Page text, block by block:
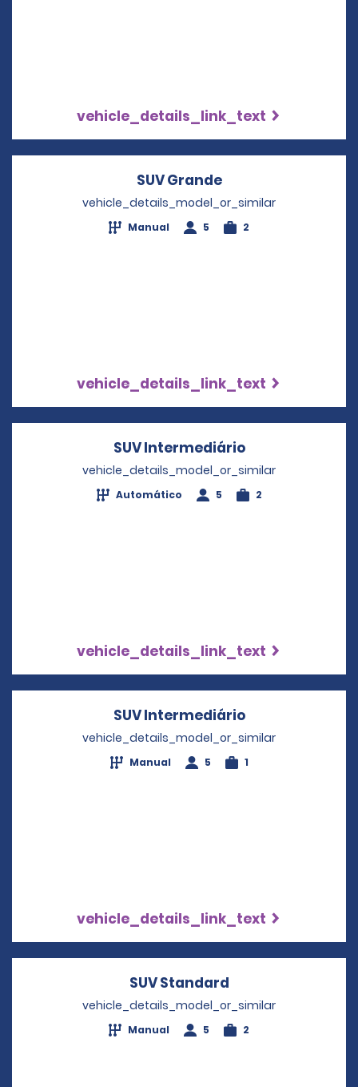
vehicle_details_link_text
SUV GrandeOpens in a new
vehicle_details_model_or_similar
Manual 5 2
vehicle_details_link_text
SUV IntermediárioOpens in a
vehicle_details_model_or_similar
Automático 5 2
vehicle_details_link_text
SUV IntermediárioOpens in a
vehicle_details_model_or_similar
Manual 5 1
vehicle_details_link_text
SUV Standard
vehicle_details_model_or_similar
Manual 5 2